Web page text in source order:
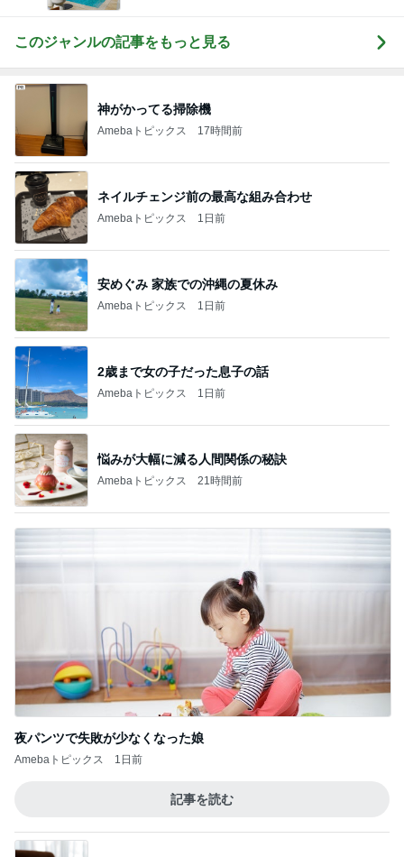
このジャンルの記事をもっと見る
神がかってる掃除機
Amebaトピックス 17時間前
ネイルチェンジ前の最高な組み合わせ
Amebaトピックス 1日前
安めぐみ 家族での沖縄の夏休み
Amebaトピックス 1日前
2歳まで女の子だった息子の話
Amebaトピックス 1日前
悩みが大幅に減る人間関係の秘訣
Amebaトピックス 21時間前
夜パンツで失敗が少なくなった娘
Amebaトピックス 1日前
記事を読む